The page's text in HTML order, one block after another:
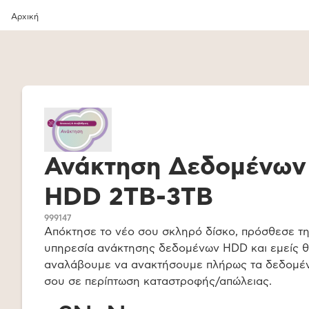
Αρχική
Ανάκτηση Δεδομένων
HDD 2TB-3TB
999147
Απόκτησε το νέο σου σκληρό δίσκο, πρόσθεσε
υπηρεσία ανάκτησης δεδομένων HDD και εμείς
αναλάβουμε να ανακτήσουμε πλήρως τα
σου σε περίπτωση καταστροφής/απώλειας.